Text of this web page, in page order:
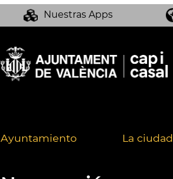
Nuestras Apps
Ayuntamiento La ciudad